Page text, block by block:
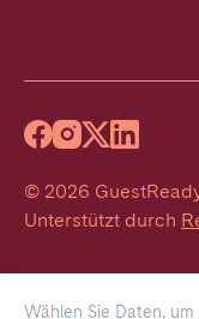
Wählen Sie Daten,
© 2026
Unterstützt durch